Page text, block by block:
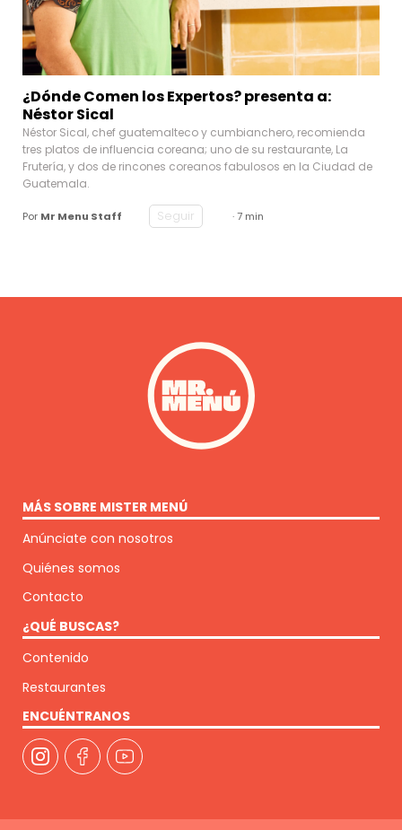
¿Dónde Comen los Expertos? presenta a:
Néstor Sical
Néstor Sical, chef guatemalteco y cumbianchero, recomienda
tres platos de influencia coreana; uno de su restaurante, La
Frutería, y dos de rincones coreanos fabulosos en la Ciudad de
Guatemala.
Por Mr Menu Staff Seguir · 7 min
MÁS SOBRE MISTER MENÚ
Anúnciate con nosotros
Quiénes somos
Contacto
¿QUÉ BUSCAS?
Contenido
Restaurantes
ENCUÉNTRANOS